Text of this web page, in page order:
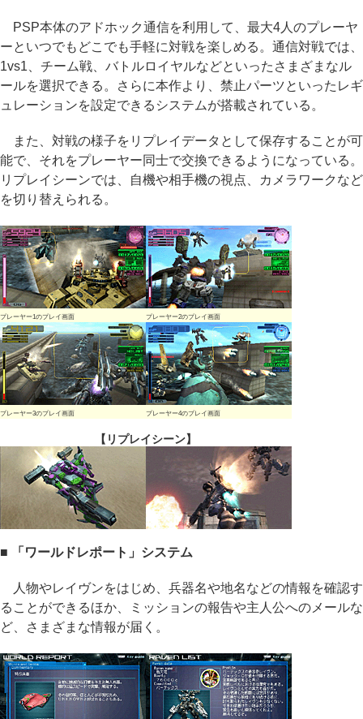
PSP本体のアドホック通信を利用して、最大4人のプレーヤ
ーといつでもどこでも手軽に対戦を楽しめる。通信対戦では、
1vs1、チーム戦、バトルロイヤルなどといったさまざまなル
ールを選択できる。さらに本作より、禁止パーツといったレギ
ュレーションを設定できるシステムが搭載されている。
また、対戦の様子をリプレイデータとして保存することが可
能で、それをプレーヤー同士で交換できるようになっている。
リプレイシーンでは、自機や相手機の視点、カメラワークなど
を切り替えられる。
プレーヤー1のプレイ画面 プレーヤー2のプレイ画面
プレーヤー3のプレイ画面 プレーヤー4のプレイ画面
【リプレイシーン】
■ 「ワールドレポート」システム
人物やレイヴンをはじめ、兵器名や地名などの情報を確認す
ることができるほか、ミッションの報告や主人公へのメールな
ど、さまざまな情報が届く。